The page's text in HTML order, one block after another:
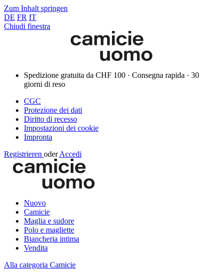
Zum Inhalt springen
DE FR IT
Chiudi finestra
Spedizione gratuita da CHF 100 · Consegna rapida · 30
giorni di reso
CGC
Protezione dei dati
Diritto di recesso
Impostazioni dei cookie
Impronta
Registrieren oder Accedi
Nuovo
Camicie
Maglia e sudore
Polo e magliette
Biancheria intima
Vendita
Alla categoria Camicie